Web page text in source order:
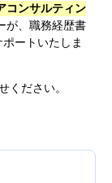
コンサルティン
が、職務経歴書
ートいたしま
ください。